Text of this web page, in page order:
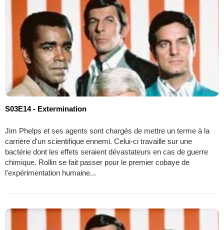
S03E14 - Extermination
Jim Phelps et ses agents sont chargés de mettre un terme à la
carrière d'un scientifique ennemi. Celui-ci travaille sur une
bactérie dont les effets seraient dévastateurs en cas de guerre
chimique. Rollin se fait passer pour le premier cobaye de
l'expérimentation humaine...